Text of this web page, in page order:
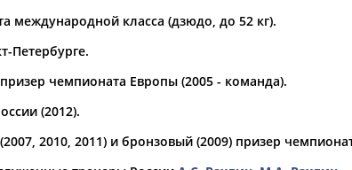
выбран
рождения
чч мм
международной класса (дзюдо, до 52 кг).
Петербурге.
чемпионата Европы (2005 - команда).
(2012).
2010, 2011) и бронзовый (2009) призер